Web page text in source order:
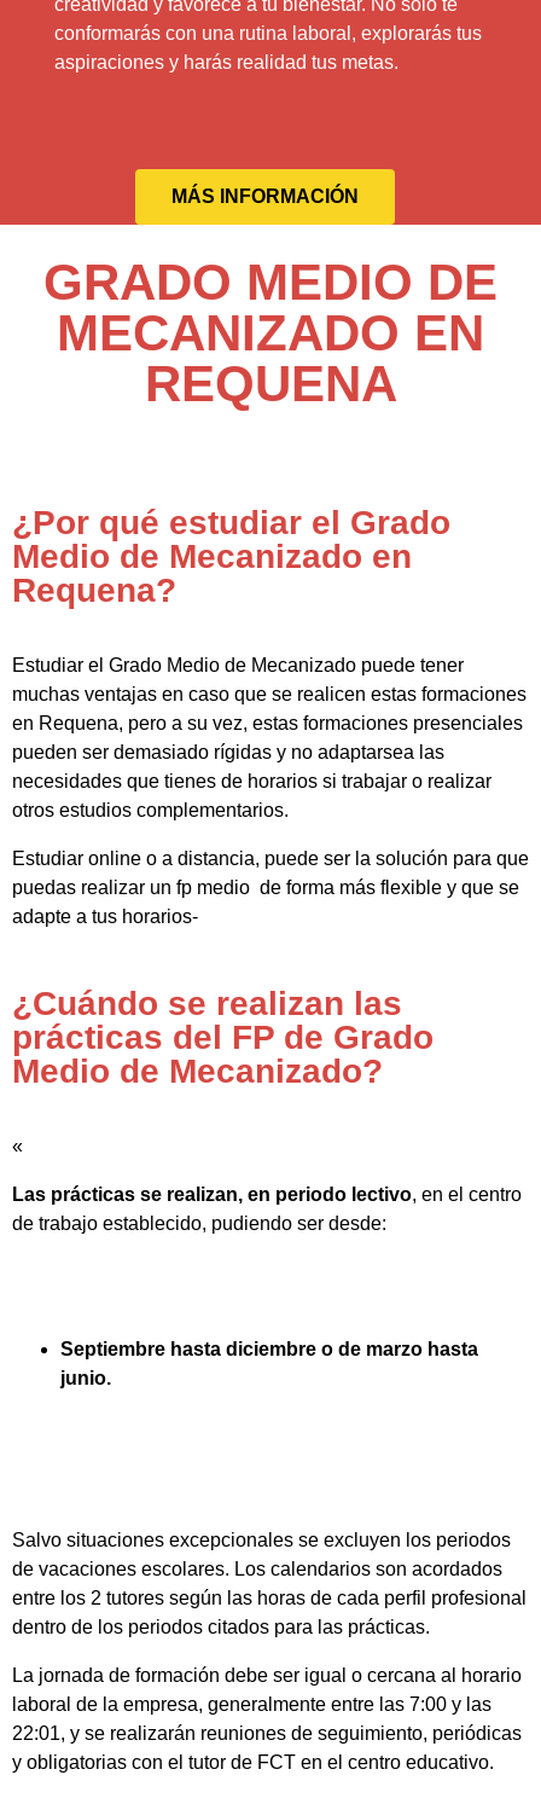
creatividad y favorece a tu bienestar. No solo te
conformarás con una rutina laboral, explorarás tus
aspiraciones y harás realidad tus metas.
MÁS INFORMACIÓN
GRADO MEDIO DE
MECANIZADO EN
REQUENA
¿Por qué estudiar el Grado
Medio de Mecanizado en
Requena?
Estudiar el Grado Medio de Mecanizado puede tener
muchas ventajas en caso que se realicen estas formaciones
en Requena, pero a su vez, estas formaciones presenciales
pueden ser demasiado rígidas y no adaptarsea las
necesidades que tienes de horarios si trabajar o realizar
otros estudios complementarios.
Estudiar online o a distancia, puede ser la solución para que
puedas realizar un fp medio de forma más flexible y que se
adapte a tus horarios-
¿Cuándo se realizan las
prácticas del FP de Grado
Medio de Mecanizado?
«
Las prácticas se realizan, en periodo lectivo, en el centro
de trabajo establecido, pudiendo ser desde:
Septiembre hasta diciembre o de marzo hasta
junio.
Salvo situaciones excepcionales se excluyen los periodos
de vacaciones escolares. Los calendarios son acordados
entre los 2 tutores según las horas de cada perfil profesional
dentro de los periodos citados para las prácticas.
La jornada de formación debe ser igual o cercana al horario
laboral de la empresa, generalmente entre las 7:00 y las
22:01, y se realizarán reuniones de seguimiento, periódicas
y obligatorias con el tutor de FCT en el centro educativo.